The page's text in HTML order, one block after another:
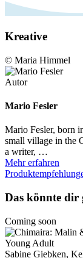
Kreative
© Maria Himmel
Autor
Mario Fesler
Mario Fesler, born
small village in the
a writer, …
Mehr erfahren
Das könnte dir
Coming soon
Young Adult
Sabine Giebken,